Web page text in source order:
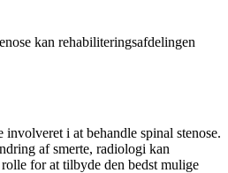
kan rehabiliteringsafdelingen
i at behandle spinal stenose.
af smerte, radiologi kan
for at tilbyde den bedst mulige